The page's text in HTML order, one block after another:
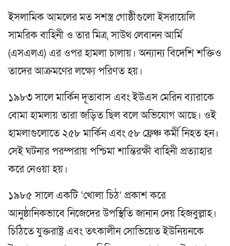
ইসলামিক আমলের মত সশস্ত্র গোষ্ঠীগুলো ইসরায়েলি
সামরিক বাহিনী ও তার মিত্র, সাউথ লেবানন আর্মি
(এসএলএ) এর ওপর হামলা চালায়। অন্যান্য বিদেশি শক্তিও
তাদের আক্রমণের লক্ষ্যে পরিণত হয়।
১৯৮৩ সালে মার্কিন দূতাবাস এবং ইউএস মেরিন ব্যারাকে
বোমা হামলায় তারা জড়িত ছিল বলে অভিযোগ আছে। ওই
হামলাগুলোতে ২৫৮ মার্কিন এবং ৫৮ ফ্রেঞ্চ কর্মী নিহত হন।
সেই ঘটনার পরম্পরায় পশ্চিমা শান্তিরক্ষী বাহিনী প্রত্যাহার
করে নেওয়া হয়।
১৯৮৫ সালে একটি ‘খোলা চিঠ’ প্রকাশ করে
আনুষ্ঠানিকভাবে নিজেদের উপস্থিতি জানান দেয় হিজবুল্লাহ।
চিঠিতে যুক্তরাষ্ট্র এবং তৎকালীন সোভিয়েত ইউনিয়নকে